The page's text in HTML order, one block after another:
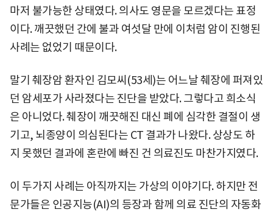
마저 불가능한 상태였다. 의사도 영문을 모르겠다는 표정
이다. 깨끗했던 간에 불과 여섯달 만에 이처럼 암이 진행된
사례는 없었기 때문이다.
말기 췌장암 환자인 김모씨(53세)는 어느날 췌장에 퍼져있
던 암세포가 사라졌다는 진단을 받았다. 그렇다고 희소식
은 아니었다. 췌장이 깨끗해진 대신 폐에 심각한 결절이 생
기고, 뇌종양이 의심된다는 CT 결과가 나왔다. 상상도 하
지 못했던 결과에 혼란에 빠진 건 의료진도 마찬가지였다.
이 두가지 사례는 아직까지는 가상의 이야기다. 하지만 전
문가들은 인공지능(AI)의 등장과 함께 의료 진단의 자동화